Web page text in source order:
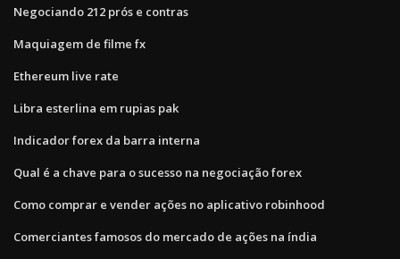
Negociando 212 prós e contras
Maquiagem de filme fx
Ethereum live rate
Libra esterlina em rupias pak
Indicador forex da barra interna
Qual é a chave para o sucesso na negociação forex
Como comprar e vender ações no aplicativo robinhood
Comerciantes famosos do mercado de ações na índia